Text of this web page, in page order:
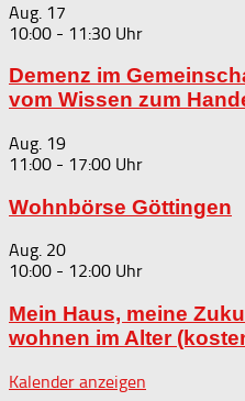
Aug. 17
10:00 - 11:30
Demenz im
vom Wissen zum
Aug. 19
11:00 - 17:00
Wohnbörse Göttingen
Aug. 20
10:00 - 12:00
Mein Haus, meine
wohnen im Alter
Kalender anzeigen